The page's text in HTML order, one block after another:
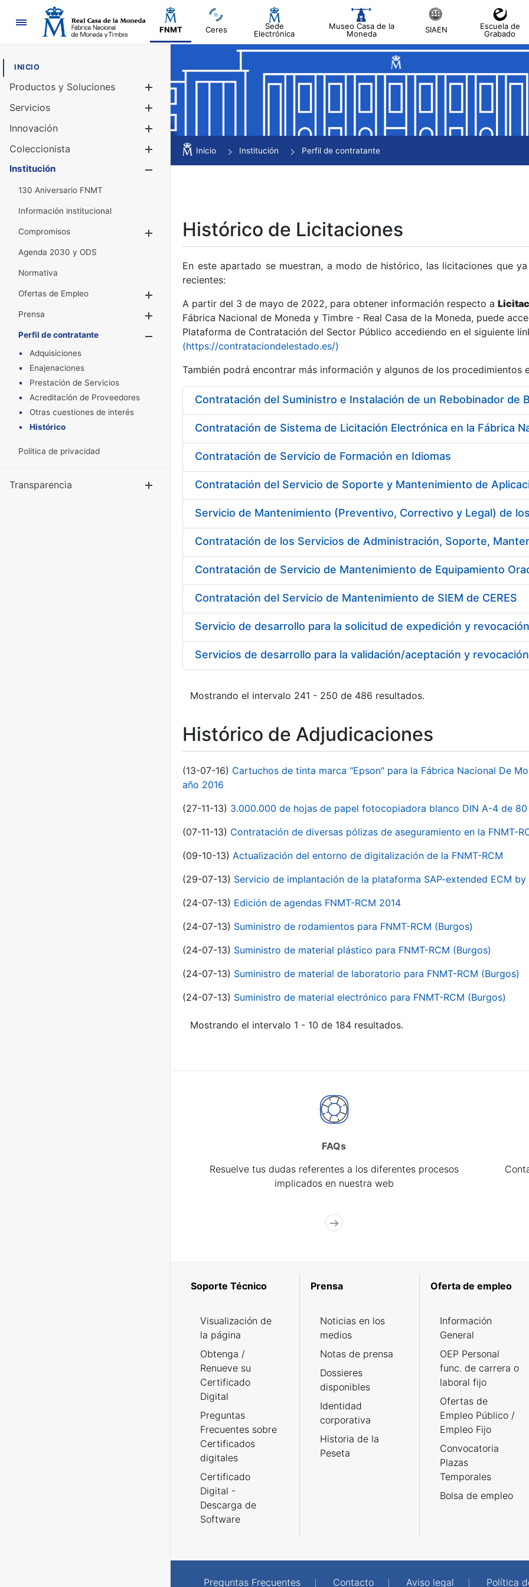
Navegación
FNMT Ceres
Sede
Electrónica
Museo Casa de la
Moneda
SIAEN
Escuela de
Grabado
INICIO
Productos y Soluciones
Mostrar/Ocultar
Servicios
Innovación
Coleccionista
Mostrar/Ocultar
Institución
130 Aniversario FNMT
Información institucional
Compromisos
Mostrar/Ocultar
Agenda 2030 y ODS
Normativa
Ofertas de Empleo
Prensa
Mostrar/Ocultar
Perfil de contratante
Mostrar/Ocultar
Adquisiciones
Enajenaciones
Prestación de Servicios
Acreditación de Proveedores
Otras cuestiones de interés
Histórico
Política de privacidad
Transparencia Mostrar/Ocultar
Inicio Institución Perfil de contratante
Histórico de Licitaciones
En este apartado se muestran, a modo de histórico, las licitaciones que
recientes:
A partir del 3 de mayo de 2022, para obtener información respecto a
Fábrica Nacional de Moneda y Timbre - Real Casa de la Moneda, puede
Plataforma de Contratación del Sector Público accediendo en el siguiente
(https://contrataciondelestado.es/)
También podrá encontrar más información y algunos de los procedimientos
Contratación del Suministro e Instalación de un Rebobinador de
Contratación de Servicio de Formación en Idiomas
Contratación del Servicio de Soporte y Mantenimiento de
Contratación de Servicio de Mantenimiento de Equipamiento
Contratación del Servicio de Mantenimiento de SIEM de CERES
Mostrando el intervalo 241 - 250 de 486 resultados.
Histórico de Adjudicaciones
(13-07-16) Cartuchos de tinta marca "Epson" para la Fábrica Nacional De
año 2016
(27-11-13) 3.000.000 de hojas de papel fotocopiadora blanco DIN A-4 de 80
(07-11-13) Contratación de diversas pólizas de aseguramiento en la FNMT-
(09-10-13) Actualización del entorno de digitalización de la FNMT-RCM
(29-07-13) Servicio de implantación de la plataforma SAP-extended ECM by
(24-07-13) Edición de agendas FNMT-RCM 2014
(24-07-13) Suministro de rodamientos para FNMT-RCM (Burgos)
(24-07-13) Suministro de material plástico para FNMT-RCM (Burgos)
(24-07-13) Suministro de material de laboratorio para FNMT-RCM (Burgos)
(24-07-13) Suministro de material electrónico para FNMT-RCM (Burgos)
Mostrando el intervalo 1 - 10 de 184 resultados.
FAQs
Resuelve tus dudas referentes a los diferentes procesos
implicados en nuestra web
Soporte Técnico
Visualización de
la página
Obtenga /
Renueve su
Certificado
Digital
Preguntas
Frecuentes sobre
Certificados
digitales
Certificado
Digital -
Descarga de
Software
Prensa
Noticias en los
medios
Notas de prensa
Dossieres
disponibles
Identidad
corporativa
Historia de la
Peseta
Oferta de empleo
Información
General
OEP Personal
func. de carrera o
laboral fijo
Ofertas de
Empleo Público /
Empleo Fijo
Convocatoria
Plazas
Temporales
Bolsa de empleo
Preguntas Frecuentes Contacto Aviso legal Política